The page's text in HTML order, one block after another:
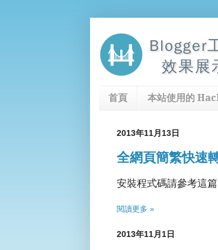
Blogger
效果展
首頁 本站使用的
2013年11月13日
全網頁簡繁快速
安裝程式碼請參考這篇
閱讀更多 »
2013年11月1日